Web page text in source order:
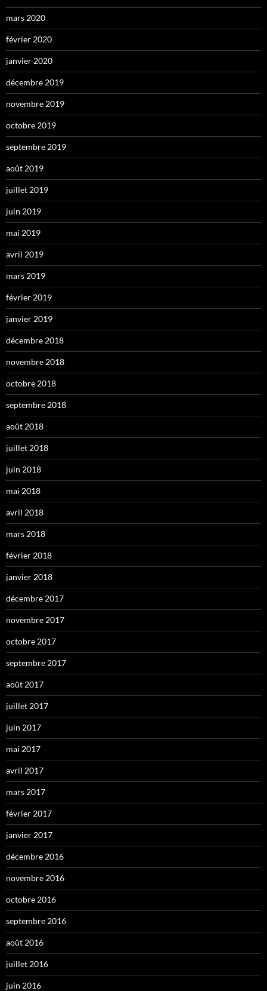
mars 2020
février 2020
janvier 2020
décembre 2019
novembre 2019
octobre 2019
septembre 2019
août 2019
juillet 2019
juin 2019
mai 2019
avril 2019
mars 2019
février 2019
janvier 2019
décembre 2018
novembre 2018
octobre 2018
septembre 2018
août 2018
juillet 2018
juin 2018
mai 2018
avril 2018
mars 2018
février 2018
janvier 2018
décembre 2017
novembre 2017
octobre 2017
septembre 2017
août 2017
juillet 2017
juin 2017
mai 2017
avril 2017
mars 2017
février 2017
janvier 2017
décembre 2016
novembre 2016
octobre 2016
septembre 2016
août 2016
juillet 2016
juin 2016